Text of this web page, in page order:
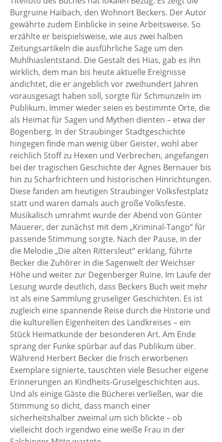
Burgruine Haibach, den Wohnort Beckers. Der Autor
gewährte zudem Einblicke in seine Arbeitsweise. So
erzählte er beispielsweise, wie aus zwei halben
Zeitungsartikeln die ausführliche Sage um den
Muhlhiaslentstand. Die Gestalt des Hias, gab es ihn
wirklich, dem man bis heute aktuelle Ereignisse
andichtet, die er angeblich vor zweihundert Jahren
vorausgesagt haben soll, sorgte für Schmunzeln im
Publikum. Immer wieder seien es bestimmte Orte, die
als Heimat für Sagen und Mythen dienten – etwa der
Bogenberg. In der Straubinger Stadtgeschichte
hingegen finde man wenig über Geister, wohl aber
reichlich Stoff zu Hexen und Verbrechen, angefangen
bei der tragischen Geschichte der Agnes Bernauer bis
hin zu Scharfrichtern und historischen Hinrichtungen.
Diese fanden am heutigen Straubinger Volksfestplatz
statt und waren damals auch große Volksfeste.
Musikalisch umrahmt wurde der Abend von Günter
Mauerer, der zunächst mit dem „Kriminal-Tango“ für
passende Stimmung sorgte. Nach der Pause, in der
die Melodie „Die alten Rittersleut“ erklang, führte
Becker die Zuhörer in die Sagenwelt der Weichser
Höhe und weiter zur Degenberger Ruine. Im Laufe der
Lesung wurde deutlich, dass Beckers Buch weit mehr
ist als eine Sammlung gruseliger Geschichten. Es ist
zugleich eine spannende Reise durch die Historie und
die kulturellen Eigenheiten des Landkreises – ein
Stück Heimatkunde der besonderen Art. Am Ende
sprang der Funke spürbar auf das Publikum über.
Während Herbert Becker die frisch erworbenen
Exemplare signierte, tauschten viele Besucher eigene
Erinnerungen an Kindheits-Gruselgeschichten aus.
Und als einige Gäste die Bücherei verließen, war die
Stimmung so dicht, dass manch einer
sicherheitshalber zweimal um sich blickte – ob
vielleicht doch irgendwo eine weiße Frau in der